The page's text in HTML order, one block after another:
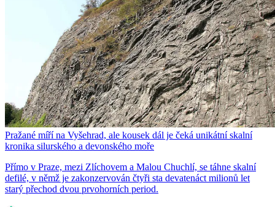
Pražané míří na Vyšehrad, ale kousek dál je čeká unikátní skalní
kronika silurského a devonského moře
Přímo v Praze, mezi Zlíchovem a Malou Chuchlí, se táhne skalní
defilé, v němž je zakonzervován čtyři sta devatenáct milionů let
starý přechod dvou prvohorních period.